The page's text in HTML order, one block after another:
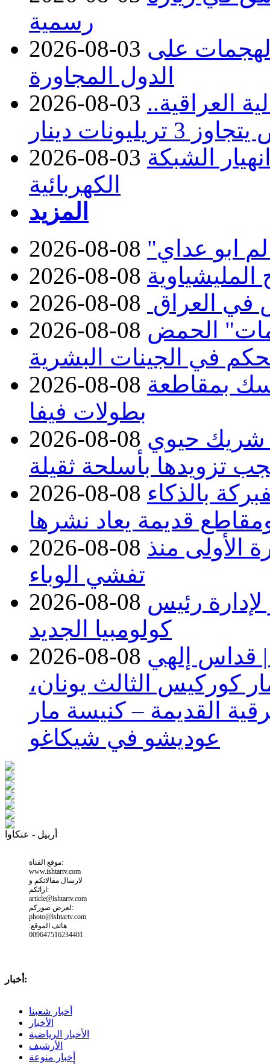
رسمية
2026-08-03 على
الدول المجاورة
2026-08-03 العراقية..
2026-08-03 الشبكة
الكهربائية
المزيد
2026-08-08
2026-08-08
2026-08-08 في العراق
2026-08-08 الحمض
في الجينات البشرية
2026-08-08 بمقاطعة
بطولات فيفا
2026-08-08 شريك حيوي
تزويدها بأسلحة ثقيلة
2026-08-08 بالذكاء
قديمة يعاد نشرها
2026-08-08 تتجاوز 4000 للمرة الأولى منذ
تفشي الوباء
2026-08-08 رئيس
كولومبيا الجديد
2026-08-08 | قداس إلهي
كوركيس الثالث يونان،
القديمة – كنيسة مار
عوديشو في شيكاغو
أربيل - عنكاوا
موقع القناة:
www.ishtartv.com
لارسال مقالاتكم و
ارائكم:
article@ishtartv.com
لعرض صوركم:
photo@ishtartv.com
هاتف الموقع:
009647516234401
أخبار:
أخبار شعبنا
الأخبار
الأخبار الرياضية
الأرشيف
أخبار منوعة